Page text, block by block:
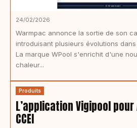
24/02/2026
Warmpac annonce la sortie de son
introduisant plusieurs évolutions
La marque WPool s'enrichit d'une
chaleur...
Produits
L’application Vigipool
CCEI